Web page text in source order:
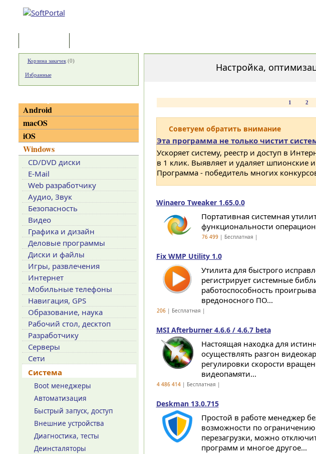
Настройка,
1 2
Советуем обратить внимание
Эта программа не только чистит
Ускоряет систему, реестр и доступ в
в 1 клик. Выявляет и удаляет шпионские
Программа - победитель многих
Winaero Tweaker 1.65.0.0
Портативная системная
функциональности
76 499| Бесплатная |
Fix WMP Utility 1.0
Утилита для быстрого
регистрирует системные
работоспособность
вредоносного ПО...
206| Бесплатная |
MSI Afterburner 4.6.6 / 4.6.7 beta
Настоящая находка для
осуществлять разгон
регулировки скорости
видеопамяти...
4 486 414| Бесплатная |
Deskman 13.0.715
Простой в работе менеджер
возможности по
перезагрузки, можно
программ и многое другое...
Корзина закачек(0)
Избранные
Android
macOS
iOS
Windows
CD/DVD диски
E-Mail
Web разработчику
Аудио, Звук
Безопасность
Видео
Графика и дизайн
Деловые программы
Диски и файлы
Игры, развлечения
Интернет
Мобильные телефоны
Навигация, GPS
Образование, наука
Рабочий стол, десктоп
Разработчику
Серверы
Сети
Система
Boot менеджеры
Автоматизация
Быстрый запуск, доступ
Внешние устройства
Диагностика, тесты
Деинсталяторы